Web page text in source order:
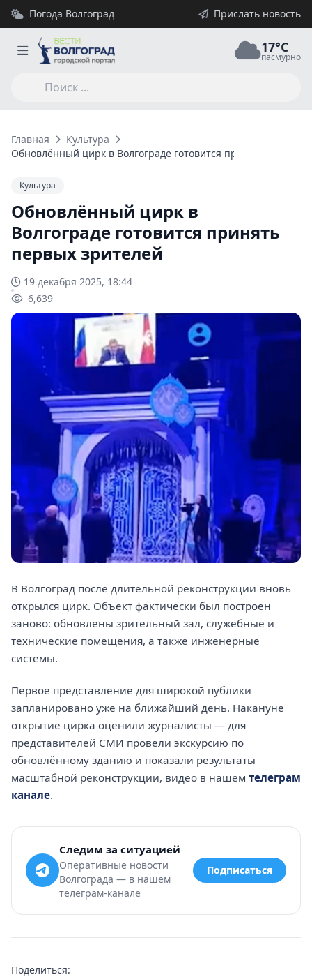
Погода Волгоград Прислать новость
17°C
пасмурно
Главная
Культура
Обновлённый цирк в Волгограде готовится принять первых
Культура
Обновлённый цирк в
Волгограде готовится принять
первых зрителей
19 декабря 2025, 18:44
6,639
В Волгоград после длительной реконструкции вновь
открылся цирк. Объект фактически был построен
заново: обновлены зрительный зал, служебные и
технические помещения, а также инженерные
системы.
Первое представление для широкой публики
запланировано уже на ближайший день. Накануне
открытие цирка оценили журналисты — для
представителей СМИ провели экскурсию по
обновлённому зданию и показали результаты
масштабной реконструкции, видео в нашем телеграм
канале.
Следим за ситуацией
Оперативные новости
Волгограда — в нашем
телеграм-канале
Подписаться
Поделиться: